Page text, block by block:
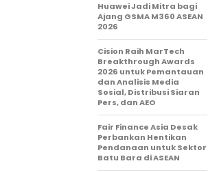
Huawei Jadi Mitra bagi
Ajang GSMA M360 ASEAN
2026
Cision Raih MarTech
Breakthrough Awards
2026 untuk Pemantauan
dan Analisis Media
Sosial, Distribusi Siaran
Pers, dan AEO
Fair Finance Asia Desak
Perbankan Hentikan
Pendanaan untuk Sektor
Batu Bara di ASEAN